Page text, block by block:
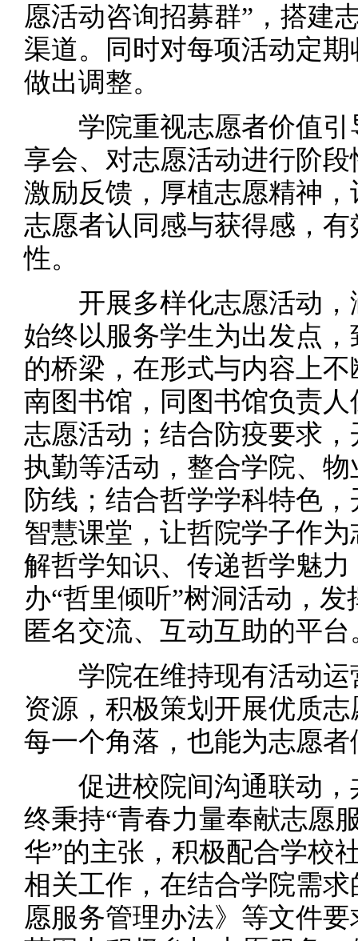
愿活动咨询招募群”，搭建
渠道。同时对每项活动定
做出调整。
学院重视志愿者价值引
享会、对志愿活动进行阶
激励反馈，厚植志愿精神
志愿者认同感与获得感，
性。
开展多样化志愿活动，
始终以服务学生为出发点
的桥梁，在形式与内容上
南图书馆，同图书馆负责
志愿活动；结合防疫要求
执勤等活动，整合学院、
防线；结合哲学学科特色
智慧课堂，让哲院学子作
解哲学知识、传递哲学魅
办“哲里倾听”树洞活动，
匿名交流、互动互助的平台
学院在维持现有活动运
资源，积极策划开展优质
每一个角落，也能为志愿
促进校院间沟通联动，
终秉持“青春力量奉献志愿
华”的主张，积极配合学校
相关工作，在结合学院需
愿服务管理办法》等文件